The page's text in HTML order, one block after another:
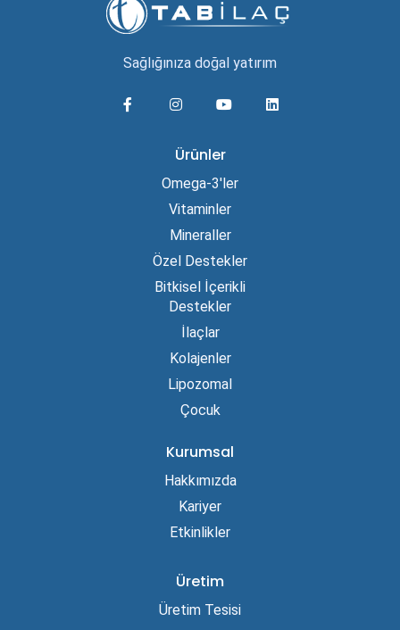
Sağlığınıza doğal yatırım
Ürünler
Omega-3'ler
Vitaminler
Mineraller
Özel Destekler
Bitkisel İçerikli
Destekler
İlaçlar
Kolajenler
Lipozomal
Çocuk
Kurumsal
Hakkımızda
Kariyer
Etkinlikler
Üretim
Üretim Tesisi